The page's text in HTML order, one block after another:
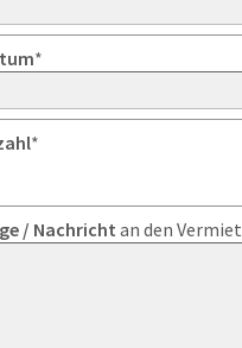
*
*
/ Nachricht an den